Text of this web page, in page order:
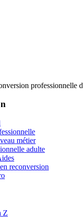
professionnelle
métier
adulte
reconversion
Z